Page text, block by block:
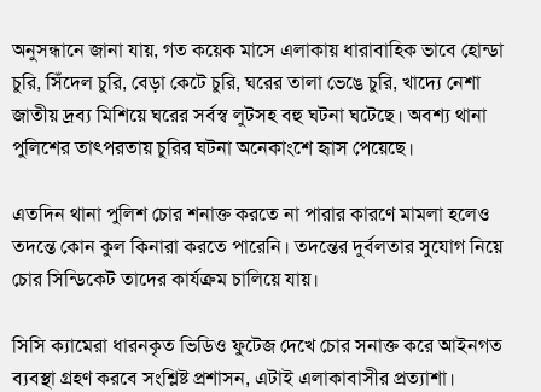
অনুসন্ধানে জানা যায়, গত কয়েক মাসে এলাকায় ধারাবাহিক ভাবে হোন্ডা
চুরি, সিঁদেল চুরি, বেড়া কেটে চুরি, ঘরের তালা ভেঙে চুরি, খাদ্যে নেশা
জাতীয় দ্রব্য মিশিয়ে ঘরের সর্বস্ব লুটসহ বহু ঘটনা ঘটেছে। অবশ্য থানা
পুলিশের তাৎপরতায় চুরির ঘটনা অনেকাংশে হৃাস পেয়েছে।
এতদিন থানা পুলিশ চোর শনাক্ত করতে না পারার কারণে মামলা হলেও
তদন্তে কোন কুল কিনারা করতে পারেনি। তদন্তের দুর্বলতার সুযোগ নিয়ে
চোর সিন্ডিকেট তাদের কার্যক্রম চালিয়ে যায়।
সিসি ক্যামেরা ধারনকৃত ভিডিও ফুটেজ দেখে চোর সনাক্ত করে আইনগত
ব্যবস্থা গ্রহণ করবে সংশ্লিষ্ট প্রশাসন, এটাই এলাকাবাসীর প্রত্যাশা।